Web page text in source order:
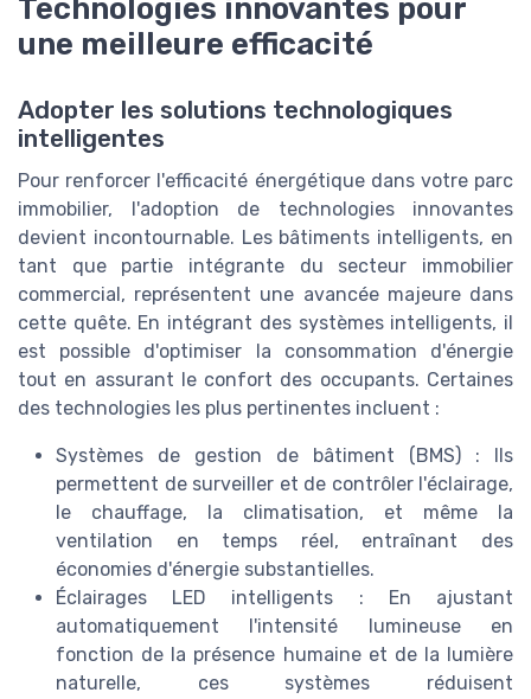
Technologies innovantes pour
une meilleure efficacité
Adopter les solutions technologiques
intelligentes
Pour renforcer l'efficacité énergétique dans votre parc
immobilier, l'adoption de technologies innovantes
devient incontournable. Les bâtiments intelligents, en
tant que partie intégrante du secteur immobilier
commercial, représentent une avancée majeure dans
cette quête. En intégrant des systèmes intelligents, il
est possible d'optimiser la consommation d'énergie
tout en assurant le confort des occupants. Certaines
des technologies les plus pertinentes incluent :
Systèmes de gestion de bâtiment (BMS) : Ils
permettent de surveiller et de contrôler l'éclairage,
le chauffage, la climatisation, et même la
ventilation en temps réel, entraînant des
économies d'énergie substantielles.
Éclairages LED intelligents : En ajustant
automatiquement l'intensité lumineuse en
fonction de la présence humaine et de la lumière
naturelle, ces systèmes réduisent